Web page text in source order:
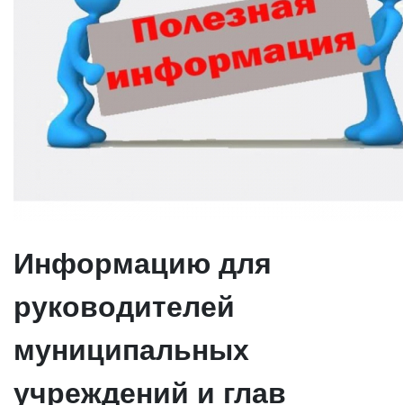
Информацию для
руководителей
муниципальных
учреждений и глав